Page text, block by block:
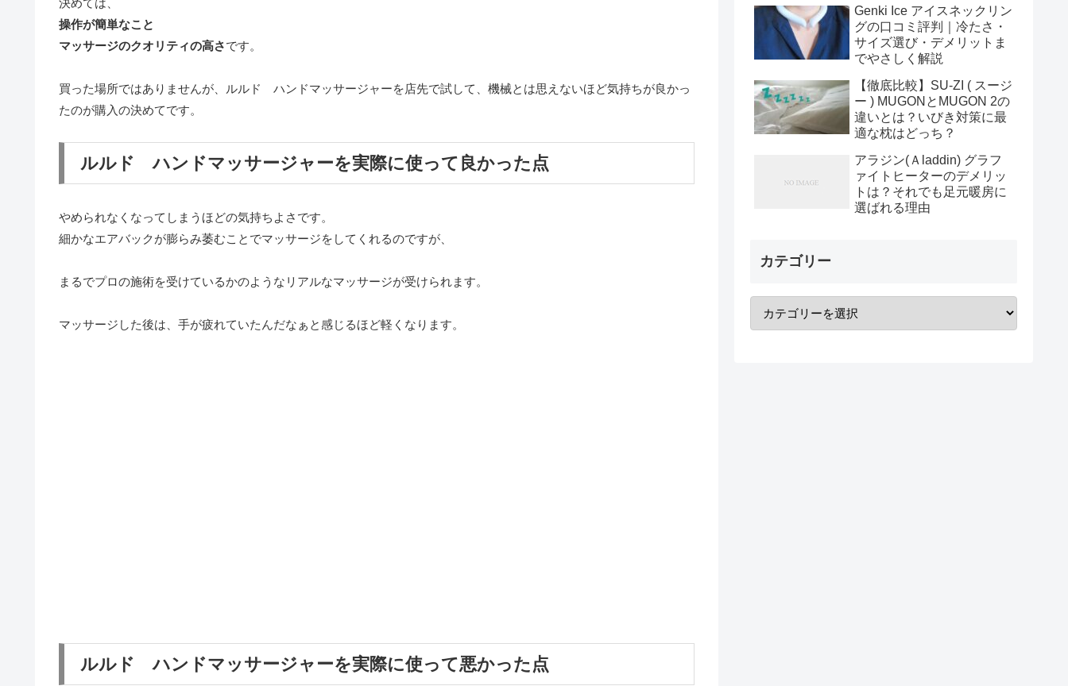
操作が簡単なこと
マッサージのクオリティの高さです。
買った場所ではありませんが、ルルド ハンドマッサージャーを店先で試して、機械とは思えないほど気持ちが良かっ
たのが購入の決めてです。
ルルド ハンドマッサージャーを実際に使って良かった点
やめられなくなってしまうほどの気持ちよさです。
細かなエアバックが膨らみ萎むことでマッサージをしてくれるのですが、
まるでプロの施術を受けているかのようなリアルなマッサージが受けられます。
マッサージした後は、手が疲れていたんだなぁと感じるほど軽くなります。
ルルド ハンドマッサージャーを実際に使って悪かった点
Genki Ice アイスネックリン
グの口コミ評判｜冷たさ・
サイズ選び・デメリットま
でやさしく解説
【徹底比較】SU-ZI ( スージ
ー ) MUGONとMUGON 2の
違いとは？いびき対策に最
適な枕はどっち？
アラジン(Ａladdin) グラフ
ァイトヒーターのデメリッ
トは？それでも足元暖房に
選ばれる理由
カテゴリー